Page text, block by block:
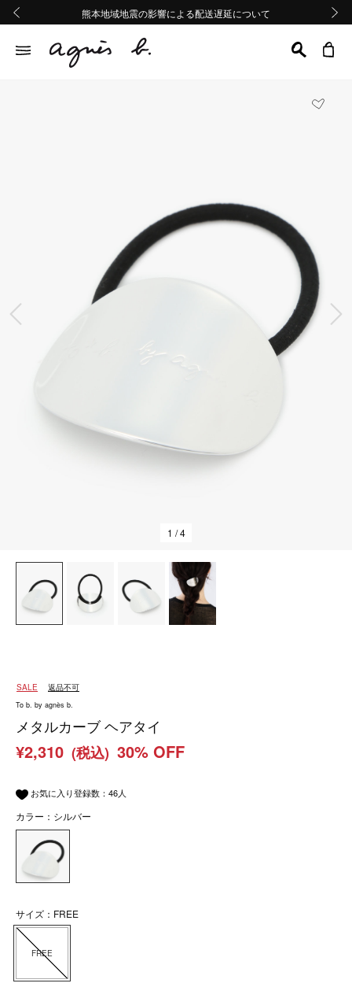
熊本地域地震の影響による配送遅延について
Summer Sale 2buy10%OFF!!
熊本地域地震の影響による配送遅延について
Summer Sale 2buy10%OFF!!
前の画像
1 / 4
SALE 返品不可
To b. by agnès b.
メタルカーブ ヘアタイ
¥2,310 (税込) 30% OFF
お気に入り登録数： 46人
カラー：シルバー
サイズ：FREE
FREE